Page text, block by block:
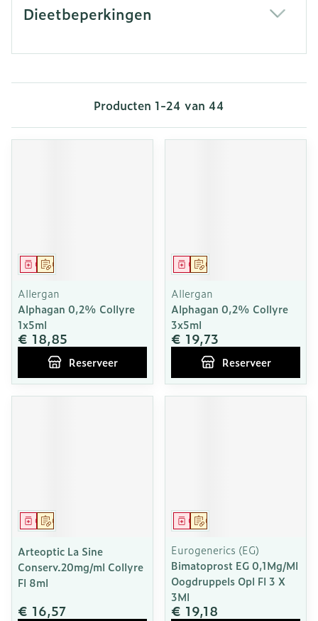
Dieetbeperkingen
Producten 1-24 van 44
Op voorschrift
Geneesmiddel
Allergan
Alphagan 0,2% Collyre
1x5ml
€ 18,85
Reserveer
Op voorschrift
Geneesmiddel
Allergan
Alphagan 0,2% Collyre
3x5ml
€ 19,73
Reserveer
Op voorschrift
Geneesmiddel
Arteoptic La Sine
Conserv.20mg/ml Collyre
Fl 8ml
€ 16,57
Op voorschrift
Geneesmiddel
Eurogenerics (EG)
Bimatoprost EG 0,1Mg/Ml
Oogdruppels Opl Fl 3 X
3Ml
€ 19,18